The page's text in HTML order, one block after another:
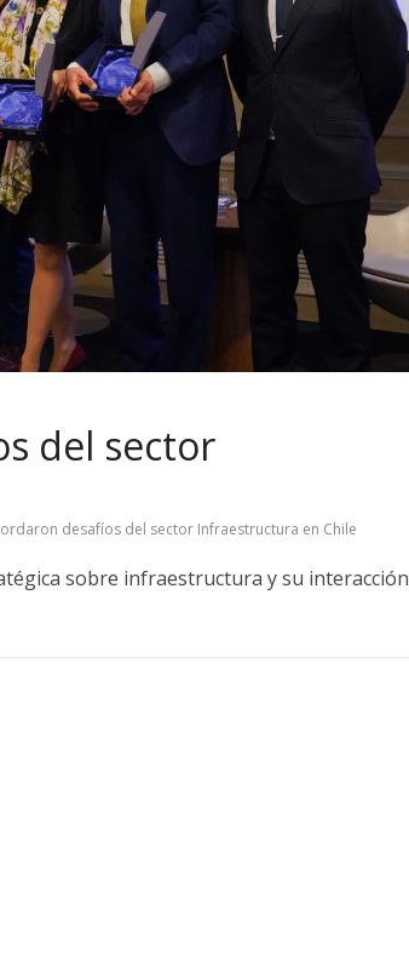
del sector
desafíos del sector Infraestructura en Chile
sobre infraestructura y su interacción